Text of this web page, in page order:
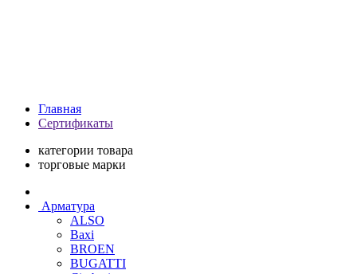
Главная
Сертификаты
категории товара
торговые марки
Арматура
ALSO
Baxi
BROEN
BUGATTI